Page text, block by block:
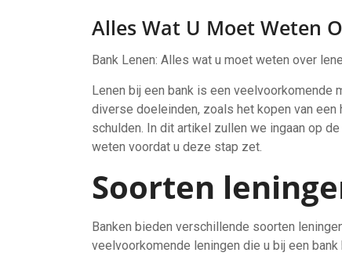
Alles Wat U Moet Weten
Bank Lenen: Alles wat u moet weten over
Lenen bij een bank is een veelvoorkomende
diverse doeleinden, zoals het kopen van
schulden. In dit artikel zullen we ingaan op
weten voordat u deze stap zet.
Soorten
Banken bieden verschillende soorten
veelvoorkomende leningen die u bij een